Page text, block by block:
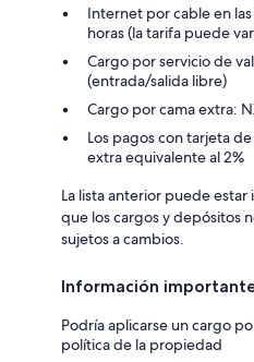
Internet por cable en
horas (la tarifa puede
Cargo por servicio de
(entrada/salida libre)
Cargo por cama extra:
Los pagos con tarjeta
extra equivalente al 2%
La lista anterior puede
que los cargos y depósitos
sujetos a cambios.
Información
Podría aplicarse un cargo
política de la propiedad